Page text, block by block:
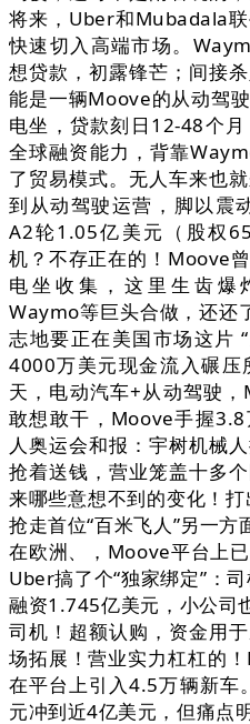
将来，Uber和Mubadala联
快速切入高端市场。
想贷款，初露锋芒；间接
能是一辆Moove的从动驾
电坐，贷款刻日12-48个
全球融资能力，背靠
了贸易模式。无人车来也
到从动驾驶运营，脚以震
A2轮1.05亿美元（股权
机？不存正在的！Moove
电坐收集，这里生齿爆
Waymo等巨头合做，还还
志地要正在美国市场这片
4000万美元现金流入碾压
天，电动汽车+从动驾驶
敢想敢干，Moove手握
人奥运会和报：宇树机械
抢着送钱，营业笼盖十多
来哪些意想不到的变化！
抢走首位“百米飞人”另一
在欧洲、，Moove平台上
Uber搞了个“独家绑定”：
融资1.745亿美元，小公司
司机！超额认购，资金用
场拓展！营业实力杠杠的
在平台上引入4.5万辆新车
元冲到近4亿美元，但痛点